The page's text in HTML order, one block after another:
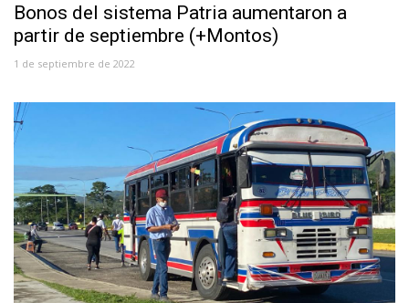
Bonos del sistema Patria aumentaron a
partir de septiembre (+Montos)
1 de septiembre de 2022